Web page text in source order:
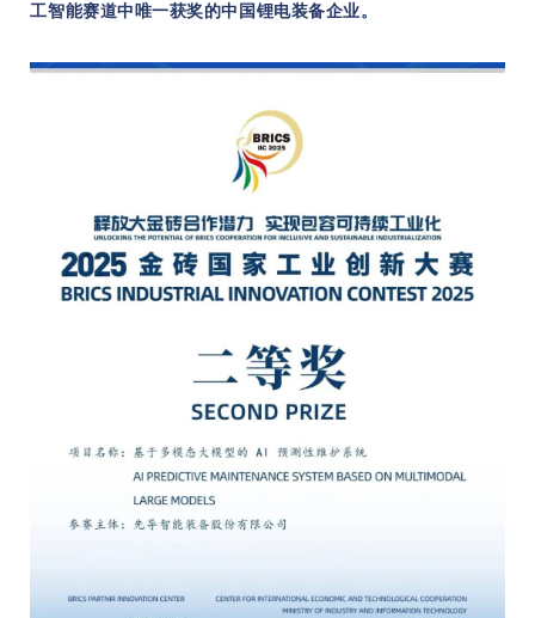
工智能赛道中唯一获奖的中国锂电装备企业。